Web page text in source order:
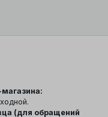
(для обращений